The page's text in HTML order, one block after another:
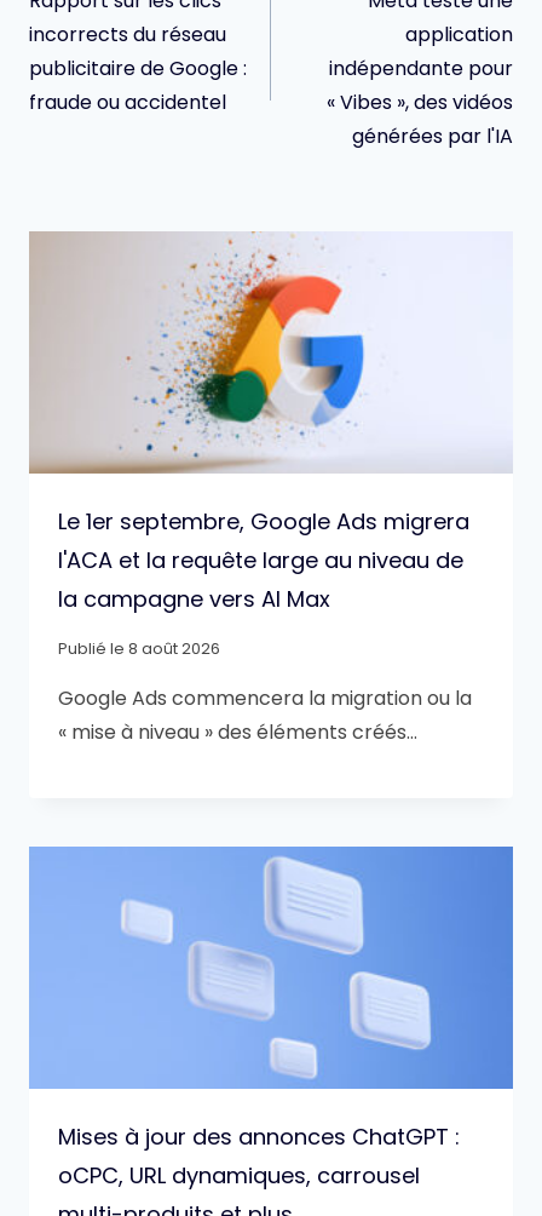
l’article
incorrects du réseau
publicitaire de Google :
fraude ou accidentel
application
indépendante pour
« Vibes », des vidéos
générées par l'IA
Le 1er septembre, Google Ads migrera
l'ACA et la requête large au niveau de
la campagne vers AI Max
Publié le 8 août 2026
Google Ads commencera la migration ou la
« mise à niveau » des éléments créés…
Mises à jour des annonces ChatGPT :
oCPC, URL dynamiques, carrousel